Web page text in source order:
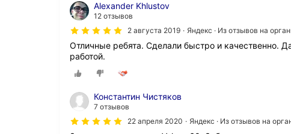
Alexander Khlustov
12 отзывов
2 августа 2019
Яндекс · Из отзывов на
Отличные ребята. Сделали быстро и качественно.
работой.
Константин Чистяков
7 отзывов
22 апреля 2020
Яндекс · Из отзывов на